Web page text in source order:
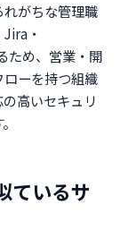
れがちな管理職
・
ため、営業・開
ーを持つ組織
高いセキュリ
ているサ